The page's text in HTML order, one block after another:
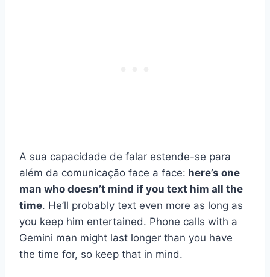
A sua capacidade de falar estende-se para
além da comunicação face a face: here’s one
man who doesn’t mind if you text him all the
time. He’ll probably text even more as long as
you keep him entertained. Phone calls with a
Gemini man might last longer than you have
the time for, so keep that in mind.